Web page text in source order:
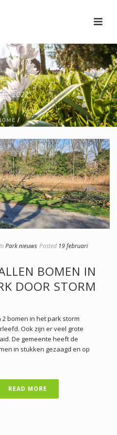
2022"
/
Park nieuws Posted 19 februari
BOMEN IN
DOOR STORM
bomen in het park storm
Ook zijn er veel grote
De gemeente heeft de
in stukken gezaagd en op
READ MORE